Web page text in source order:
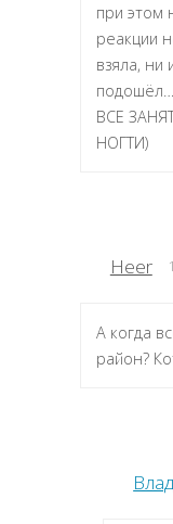
при этом
реакции
взяла, ни
подошёл…
ВСЕ
НОГТИ)
Heer
А когда
район?